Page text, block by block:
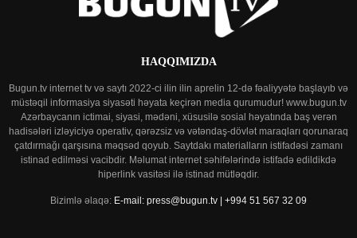
HAQQIMIZDA
Bugun.tv internet tv və saytı 2022-ci ilin ilin aprelin 12-də fəaliyyətə başlayıb və
müstəqil informasiya siyasəti həyata keçirən media qurumudur! www.bugun.tv
Azərbaycanın ictimai, siyasi, mədəni, xüsusilə sosial həyatında baş verən
hadisələri izləyiciyə operativ, qərəzsiz və vətəndaş-dövlət maraqları qorunaraq
çatdırmağı qarşısına məqsəd qoyub. Saytdakı materialların istifadəsi zamanı
istinad edilməsi vacibdir. Məlumat internet səhifələrində istifadə edildikdə
hiperlink vasitəsi ilə istinad mütləqdir.
Bizimlə əlaqə: E-mail: press@bugun.tv | +994 51 567 32 09